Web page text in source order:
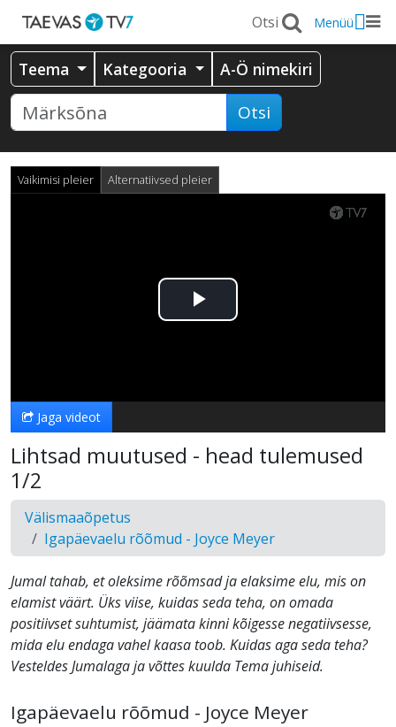
Menüü
Teema Kategooria A-Ö nimekiri
Otsi
Vaikimisi pleier Alternatiivsed pleier
Esita
Jaga videot
Lihtsad muutused - head tulemused
1/2
Välismaaõpetus
Igapäevaelu rõõmud - Joyce Meyer
Jumal tahab, et oleksime rõõmsad ja elaksime elu, mis on
elamist väärt. Üks viise, kuidas seda teha, on omada
positiivset suhtumist, jäämata kinni kõigesse negatiivsesse,
mida elu endaga vahel kaasa toob. Kuidas aga seda teha?
Vesteldes Jumalaga ja võttes kuulda Tema juhiseid.
Igapäevaelu rõõmud - Joyce Meyer